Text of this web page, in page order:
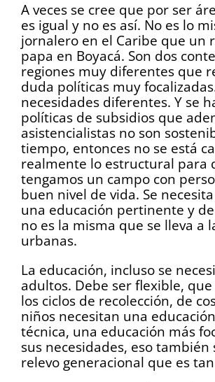
A veces se cree que por ser
es igual y no es así. No es lo
jornalero en el Caribe que un
papa en Boyacá. Son dos
regiones muy diferentes que
duda políticas muy
necesidades diferentes. Y se
políticas de subsidios que
asistencialistas no son
tiempo, entonces no se está
realmente lo estructural para
tengamos un campo con
buen nivel de vida. Se
una educación pertinente y
no es la misma que se lleva a
urbanas.
La educación, incluso se
adultos. Debe ser flexible, que
los ciclos de recolección, de
niños necesitan una
técnica, una educación más
sus necesidades, eso también
relevo generacional que es